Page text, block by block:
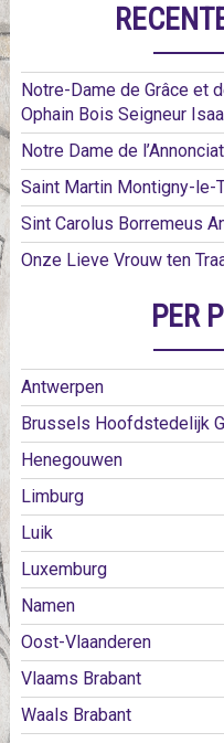
Notre-Dame de Grâce et
Ophain Bois Seigneur
Notre Dame de
Saint Martin Montigny-le-
Sint Carolus Borremeus
Onze Lieve Vrouw ten
PER
Antwerpen
Brussels Hoofdstedelijk
Henegouwen
Limburg
Luik
Luxemburg
Namen
Oost-Vlaanderen
Vlaams Brabant
Waals Brabant